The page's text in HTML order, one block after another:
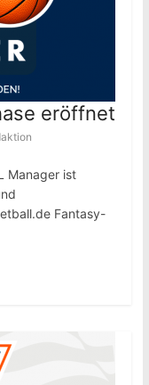
eröffnet
Manager ist
Fantasy-